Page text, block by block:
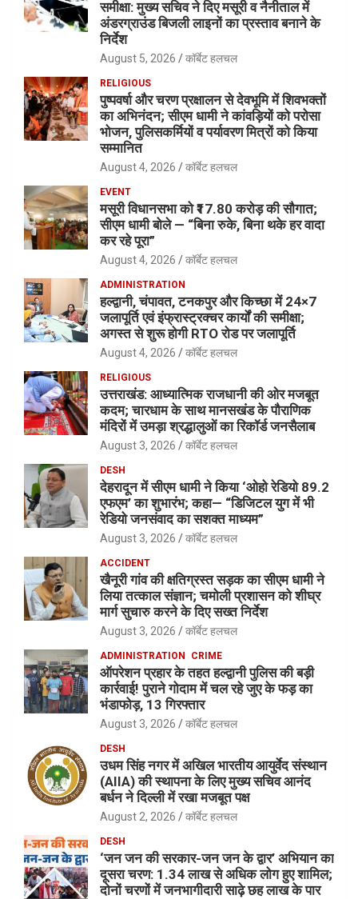
समीक्षा: मुख्य सचिव ने दिए मसूरी व नैनीताल में
अंडरग्राउंड बिजली लाइनों का प्रस्ताव बनाने के
निर्देश
August 5, 2026 कॉर्बेट हलचल
RELIGIOUS
पुष्पवर्षा और चरण प्रक्षालन से देवभूमि में शिवभक्तों
का अभिनंदन; सीएम धामी ने कांवड़ियों को परोसा
भोजन, पुलिसकर्मियों व पर्यावरण मित्रों को किया
सम्मानित
August 4, 2026 कॉर्बेट हलचल
EVENT
मसूरी विधानसभा को ₹17.80 करोड़ की सौगात;
सीएम धामी बोले — “बिना रुके, बिना थके हर वादा
कर रहे पूरा”
August 4, 2026 कॉर्बेट हलचल
ADMINISTRATION
हल्द्वानी, चंपावत, टनकपुर और किच्छा में 24×7
जलापूर्ति एवं इंफ्रास्ट्रक्चर कार्यों की समीक्षा;
अगस्त से शुरू होगी RTO रोड पर जलापूर्ति
August 4, 2026 कॉर्बेट हलचल
RELIGIOUS
उत्तराखंड: आध्यात्मिक राजधानी की ओर मजबूत
कदम; चारधाम के साथ मानसखंड के पौराणिक
मंदिरों में उमड़ा श्रद्धालुओं का रिकॉर्ड जनसैलाब
August 3, 2026 कॉर्बेट हलचल
DESH
देहरादून में सीएम धामी ने किया ‘ओहो रेडियो 89.2
एफएम’ का शुभारंभ; कहा— “डिजिटल युग में भी
रेडियो जनसंवाद का सशक्त माध्यम”
August 3, 2026 कॉर्बेट हलचल
ACCIDENT
खैनूरी गांव की क्षतिग्रस्त सड़क का सीएम धामी ने
लिया तत्काल संज्ञान; चमोली प्रशासन को शीघ्र
मार्ग सुचारु करने के दिए सख्त निर्देश
August 3, 2026 कॉर्बेट हलचल
ADMINISTRATION CRIME
ऑपरेशन प्रहार के तहत हल्द्वानी पुलिस की बड़ी
कार्रवाई! पुराने गोदाम में चल रहे जुए के फड़ का
भंडाफोड़, 13 गिरफ्तार
August 3, 2026 कॉर्बेट हलचल
DESH
उधम सिंह नगर में अखिल भारतीय आयुर्वेद संस्थान
(AIIA) की स्थापना के लिए मुख्य सचिव आनंद
बर्धन ने दिल्ली में रखा मजबूत पक्ष
August 2, 2026 कॉर्बेट हलचल
DESH
‘जन जन की सरकार-जन जन के द्वार’ अभियान का
दूसरा चरण: 1.34 लाख से अधिक लोग हुए शामिल;
दोनों चरणों में जनभागीदारी साढ़े छह लाख के पार